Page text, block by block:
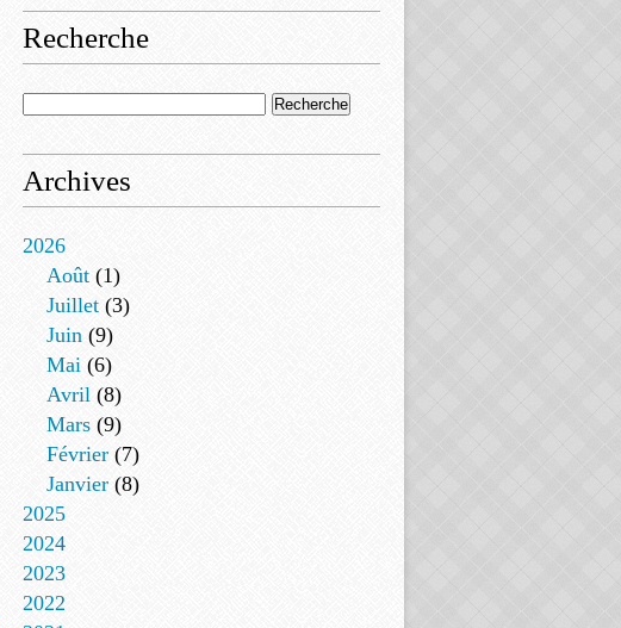
Recherche
Archives
2026
Août (1)
Juillet (3)
Juin (9)
Mai (6)
Avril (8)
Mars (9)
Février (7)
Janvier (8)
2025
2024
2023
2022